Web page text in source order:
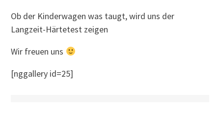
Ob der Kinderwagen was taugt, wird uns der
Langzeit-Härtetest zeigen
Wir freuen uns
[nggallery id=25]